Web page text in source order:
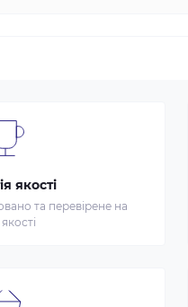
якості
та перевірене на